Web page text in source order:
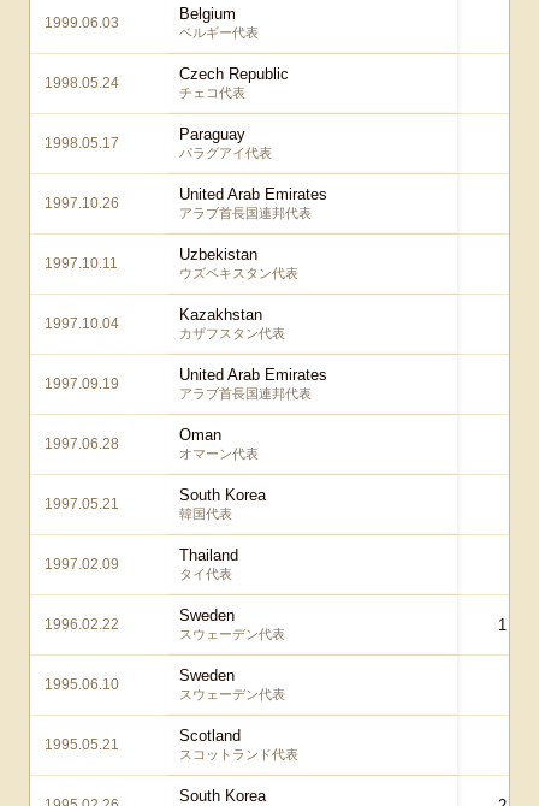
1999.06.03 Belgium
ベルギー代表
1998.05.24 Czech Republic
チェコ代表
1998.05.17 Paraguay
パラグアイ代表
1997.10.26 United Arab Emirates
アラブ首長国連邦代表
1997.10.11 Uzbekistan
ウズベキスタン代表
1997.10.04 Kazakhstan
カザフスタン代表
1997.09.19 United Arab Emirates
アラブ首長国連邦代表
1997.06.28 Oman
オマーン代表
1997.05.21 South Korea
韓国代表
1997.02.09 Thailand
タイ代表
1996.02.22 Sweden
スウェーデン代表 1 – 1
1995.06.10 Sweden
スウェーデン代表
1995.05.21 Scotland
スコットランド代表
South Korea